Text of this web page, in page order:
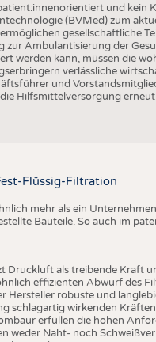
und kein
(BVMed) zum
gesellschaftliche
zur Ambulantisierung der
werden kann, müssen die
verlässliche
und
Hilfsmittelversorgung
Flüssig-Filtration
mehr als ein
Bauteile. So auch im
Druckluft als treibende Kraft
effizienten Abwurf des
robuste und
schlagartig wirkenden
erfüllen die hohen
weder Naht- noch